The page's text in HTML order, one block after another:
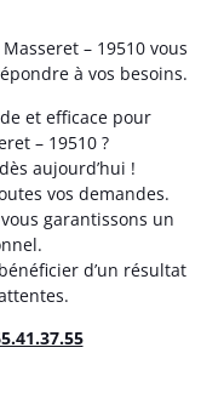
– 19510 vous
à vos besoins.
et efficace pour
– 19510 ?
aujourd’hui !
vos demandes.
garantissons un
d’un résultat